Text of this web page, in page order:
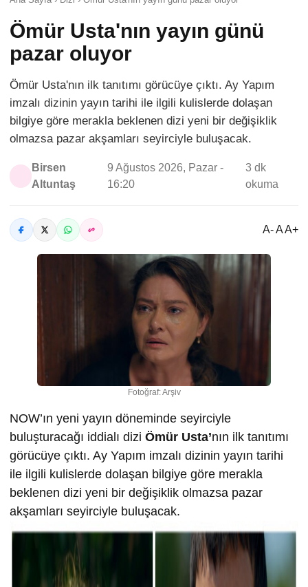
Ömür Usta'nın yayın günü
pazar oluyor
Ömür Usta'nın ilk tanıtımı görücüye çıktı. Ay Yapım
imzalı dizinin yayın tarihi ile ilgili kulislerde dolaşan
bilgiye göre merakla beklenen dizi yeni bir değişiklik
olmazsa pazar akşamları seyirciyle buluşacak.
Birsen
Altuntaş
9 Ağustos 2026, Pazar -
16:20
3 dk
okuma
A- A A+
Fotoğraf: Arşiv
NOW’ın yeni yayın döneminde seyirciyle
buluşturacağı iddialı dizi Ömür Usta’nın ilk tanıtımı
görücüye çıktı. Ay Yapım imzalı dizinin yayın tarihi
ile ilgili kulislerde dolaşan bilgiye göre merakla
beklenen dizi yeni bir değişiklik olmazsa pazar
akşamları seyirciyle buluşacak.